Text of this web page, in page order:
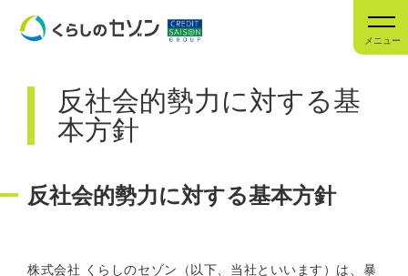
メニュー
反社会的勢力に対する基
本方針
反社会的勢力に対する基本方針
株式会社 くらしのセゾン（以下、当社といいます）は、暴